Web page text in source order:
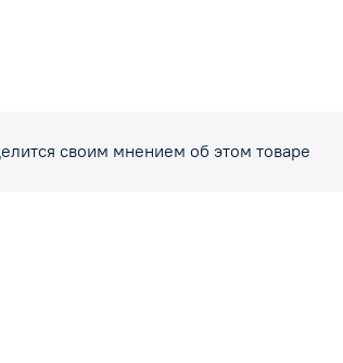
своим мнением об этом товаре